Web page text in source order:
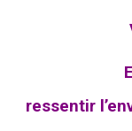
ressentir